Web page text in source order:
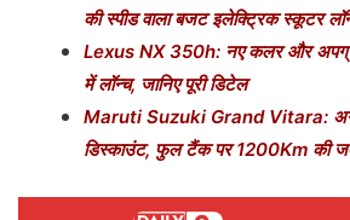
की स्पीड वाला बजट इलेक्ट्रिक स्कूटर
Lexus NX 350h: नए कलर और
में लॉन्च, जानिए पूरी डिटेल
Maruti Suzuki Grand Vitara:
डिस्काउंट, फुल टैंक पर 1200Km की